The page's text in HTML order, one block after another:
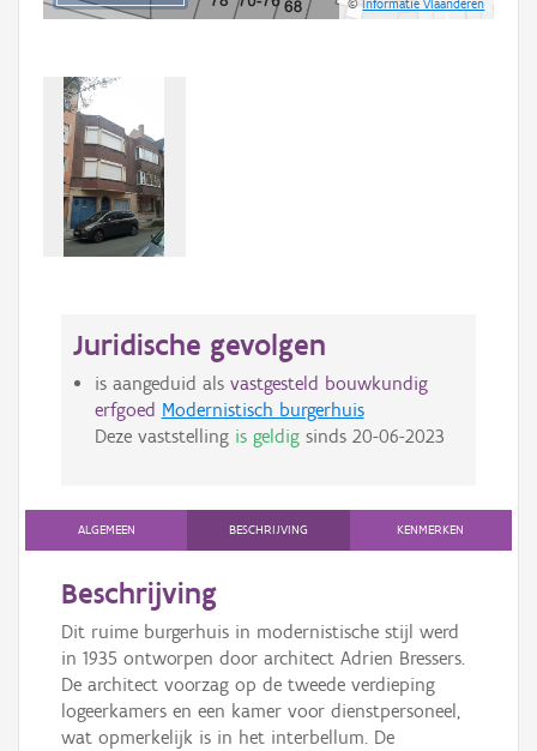
©Informatie Vlaanderen
Juridische gevolgen
is aangeduid als vastgesteld bouwkundig
erfgoed Modernistisch burgerhuis
Deze vaststelling is geldigsinds 20-06-2023
ALGEMEEN BESCHRIJVING KENMERKEN
Beschrijving
Dit ruime burgerhuis in modernistische stijl werd
in 1935 ontworpen door architect Adrien Bressers.
De architect voorzag op de tweede verdieping
logeerkamers en een kamer voor dienstpersoneel,
wat opmerkelijk is in het interbellum. De